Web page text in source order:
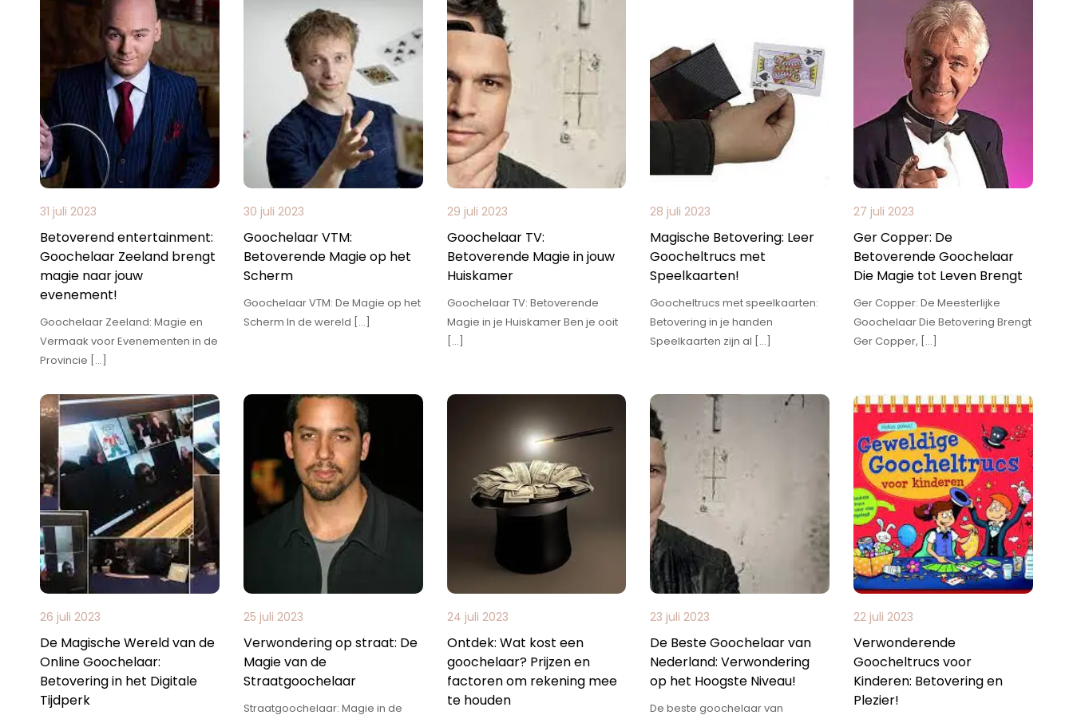
31 juli 2023
Betoverend entertainment:
Goochelaar Zeeland brengt
magie naar jouw
evenement!
Goochelaar Zeeland: Magie en
Vermaak voor Evenementen in de
Provincie […]
30 juli 2023
Goochelaar VTM:
Betoverende Magie op het
Scherm
Goochelaar VTM: De Magie op het
Scherm In de wereld […]
29 juli 2023
Goochelaar TV:
Betoverende Magie in jouw
Huiskamer
Goochelaar TV: Betoverende
Magie in je Huiskamer Ben je ooit
[…]
28 juli 2023
Magische Betovering: Leer
Goocheltrucs met
Speelkaarten!
Goocheltrucs met speelkaarten:
Betovering in je handen
Speelkaarten zijn al […]
27 juli 2023
Ger Copper: De
Betoverende Goochelaar
Die Magie tot Leven Brengt
Ger Copper: De Meesterlijke
Goochelaar Die Betovering Brengt
Ger Copper, […]
26 juli 2023
De Magische Wereld van de
Online Goochelaar:
Betovering in het Digitale
Tijdperk
25 juli 2023
Verwondering op straat: De
Magie van de
Straatgoochelaar
Straatgoochelaar: Magie in de
24 juli 2023
Ontdek: Wat kost een
goochelaar? Prijzen en
factoren om rekening mee
te houden
23 juli 2023
De Beste Goochelaar van
Nederland: Verwondering
op het Hoogste Niveau!
De beste goochelaar van
22 juli 2023
Verwonderende
Goocheltrucs voor
Kinderen: Betovering en
Plezier!